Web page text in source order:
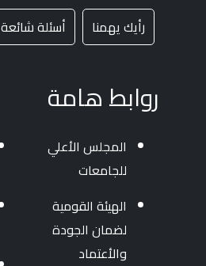
رأيك يهمنا
أسئلة شائعة
روابط هامة
المجلس الأعلي
للجامعات
الهيئة القومية
لضمان الجودة
والأعتماد